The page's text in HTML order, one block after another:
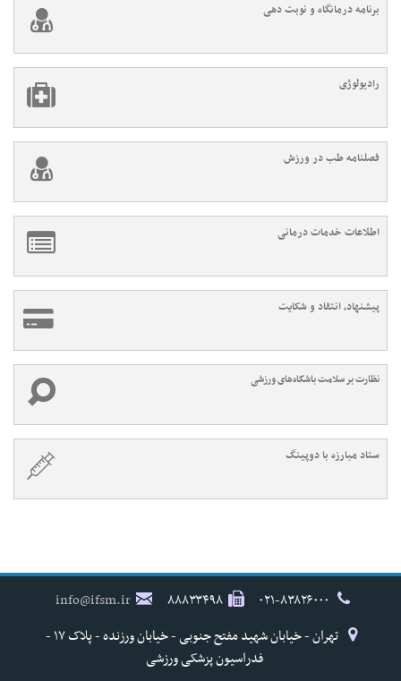
برنامه درمانگاه و نوبت دهی
رادیولوژی
فصلنامه طب در ورزش
اطلاعات خدمات درمانی
پیشنهاد، انتقاد و شکایت
نظارت بر سلامت باشگاه‌های ورزشی
ستاد مبارزه با دوپینگ
۸۸۸۳۳۴۹۸
info@ifsm.ir
تهران - خیابان شهید مفتح جنوبی - خیابان ورزنده - پلاک ۱۷ -
فدراسیون پزشکی ورزشی